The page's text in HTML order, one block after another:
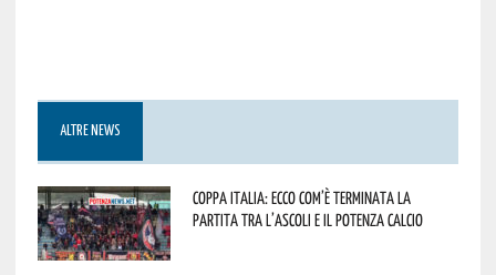
ALTRE NEWS
Coppa Italia: ecco com’è terminata la
partita tra l’Ascoli e il Potenza Calcio